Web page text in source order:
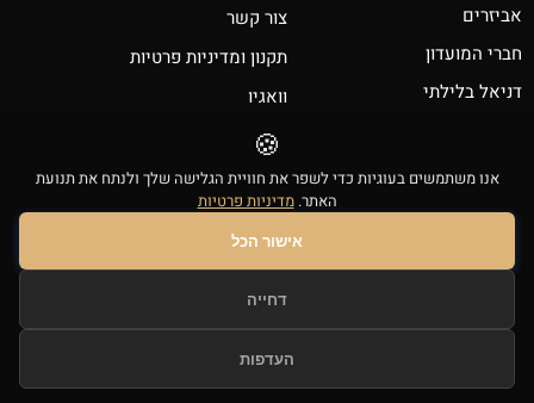
אביזרים
חברי המועדון
דניאל בלילתי
צור קשר
תקנון ומדיניות פרטיות
וואגיו
הצהרת נגישות
קרניבורים אורגינל | דניאל בלילתי, ע.מ 302903448 | pr@carnivores.com
🍪
אנו משתמשים בעוגיות כדי לשפר את חוויית הגלישה שלך ולנתח את תנועת
האתר.מדיניות פרטיות
אישור הכל
דחייה
העדפות